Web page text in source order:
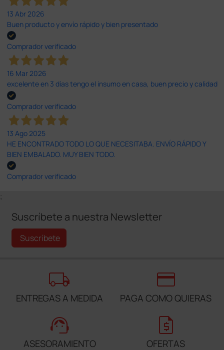
13 Abr 2026
Buen producto y envío rápido y bien presentado
Comprador verificado
16 Mar 2026
excelente en 3 días tengo el insumo en casa, buen precio y calidad
Comprador verificado
13 Ago 2025
HE ENCONTRADO TODO LO QUE NECESITABA. ENVÍO RÁPIDO Y
BIEN EMBALADO. MUY BIEN TODO.
Comprador verificado
;
Suscríbete a nuestra Newsletter
Suscríbete
local_shipping
ENTREGAS A MEDIDA
credit_card
PAGA COMO QUIERAS
support_agent
ASESORAMIENTO
request_quote
OFERTAS